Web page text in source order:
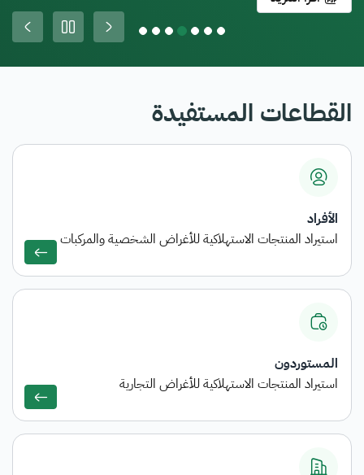
Next
القطاعات المستفيدة
الأفراد
استيراد المنتجات الاستهلاكية للأغراض الشخصية والمركبات
المستوردون
استيراد المنتجات الاستهلاكية للأغراض التجارية